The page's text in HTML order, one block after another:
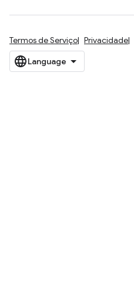
Termos de Serviço Privacidade